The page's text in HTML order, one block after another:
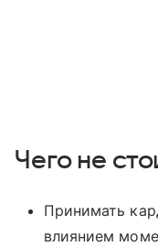
Чего не
Принимать
влиянием